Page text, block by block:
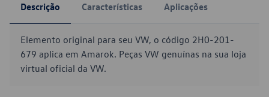
Descrição Características Aplicações
Elemento original para seu VW, o código 2H0-201-
679 aplica em Amarok. Peças VW genuínas na sua loja
virtual oficial da VW.